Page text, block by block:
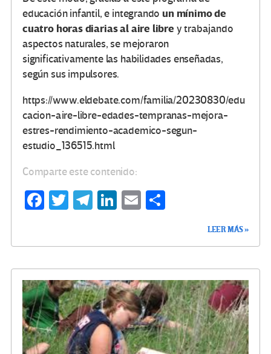
educación infantil, e integrando un mínimo de
cuatro horas diarias al aire libre y trabajando
aspectos naturales, se mejoraron
significativamente las habilidades enseñadas,
según sus impulsores.
https://www.eldebate.com/familia/20230830/edu
cacion-aire-libre-edades-tempranas-mejora-
estres-rendimiento-academico-segun-
estudio_136515.html
Comparte este contenido:
Fa
o
k
T
Te
m
Li
n
E
ar
tir
LEER MÁS »